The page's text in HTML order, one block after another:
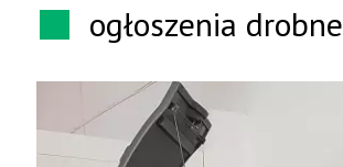
ogłoszenia drobne